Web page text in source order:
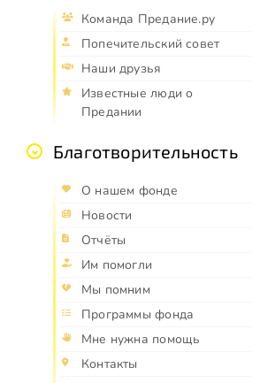
Команда Предание.ру
Попечительский совет
Наши друзья
Известные люди о
Предании
Благотворительность
О нашем фонде
Новости
Отчёты
Им помогли
Мы помним
Программы фонда
Мне нужна помощь
Контакты